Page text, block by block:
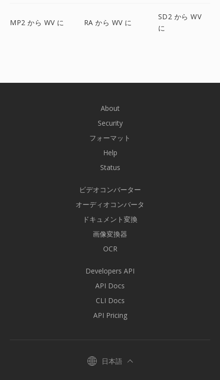
MP2 から WV に RA から WV に
SD2 から WV
に
About
Security
フォーマット
Help
Status
ビデオコンバーター
オーディオコンバータ
ドキュメント変換
画像変換器
OCR
Developers API
API Docs
CLI Docs
API Pricing
日本語